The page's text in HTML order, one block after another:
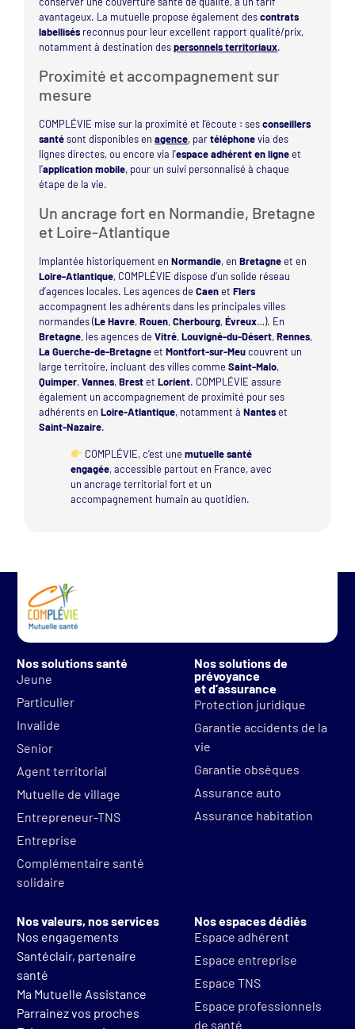
avantageux. La mutuelle propose également descontrats
labellisés reconnus pour leur excellent rapport qualité/prix,
notamment à destination despersonnels territoriaux.
Proximité et accompagnement sur
mesure
COMPLÉVIE mise sur la proximité et l’écoute : sesconseillers
santésont disponibles enagence, partéléphonevia des
lignes directes, ou encore via l’espace adhérent en ligneet
l’application mobile, pour un suivi personnalisé à chaque
étape de la vie.
Un ancrage fort en Normandie, Bretagne
et Loire-Atlantique
Implantée historiquement enNormandie, enBretagneet en
Loire-Atlantique, COMPLÉVIE dispose d’un solide réseau
d’agences locales. Les agences deCaenetFlers
accompagnent les adhérents dans les principales villes
normandes (Le Havre,Rouen,Cherbourg,Évreux…). En
Bretagne, les agences deVitré,Louvigné-du-Désert,Rennes,
La Guerche-de-BretagneetMontfort-sur-Meucouvrent un
large territoire, incluant des villes commeSaint-Malo,
Quimper,Vannes,BrestetLorient. COMPLÉVIE assure
également un accompagnement de proximité pour ses
adhérents enLoire-Atlantique, notamment àNanteset
Saint-Nazaire.
COMPLÉVIE, c’est une mutuelle santé
engagée, accessible partout en France, avec
un ancrage territorial fort et un
accompagnement humain au quotidien.
Nos solutions santé
Jeune
Particulier
Invalide
Senior
Agent territorial
Mutuelle de village
Entrepreneur-TNS
Entreprise
Complémentaire santé
solidaire
Nos solutions de
prévoyance
et d’assurance
Protection juridique
Garantie accidents de la
vie
Garantie obsèques
Assurance auto
Assurance habitation
Nos valeurs, nos services
Nos engagements
Santéclair, partenaire
santé
Ma Mutuelle Assistance
Parrainez vos proches
Nos espaces dédiés
Espace adhérent
Espace entreprise
Espace TNS
Espace professionnels
de santé